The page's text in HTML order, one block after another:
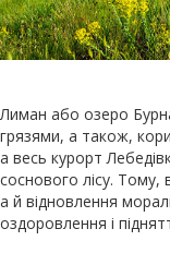
Лиман або озеро
грязями, а також,
а весь курорт
соснового лісу. Тому,
а й відновлення
оздоровлення і